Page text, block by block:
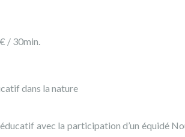
/ 30min.
dans la nature
avec la participation d’un équidé